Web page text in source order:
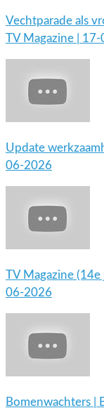
Vechtparade als
TV Magazine |
Update
06-2026
TV Magazine
06-2026
Bomenwachters |